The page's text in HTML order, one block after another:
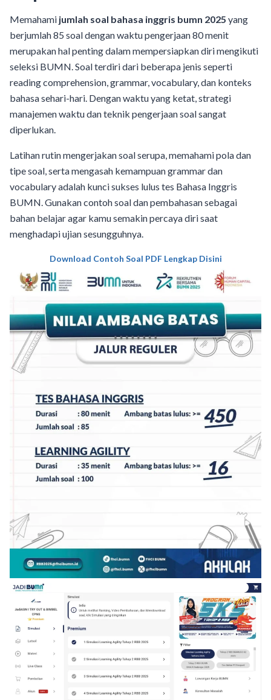
Memahami jumlah soal bahasa inggris bumn 2025 yang
berjumlah 85 soal dengan waktu pengerjaan 80 menit
merupakan hal penting dalam mempersiapkan diri mengikuti
seleksi BUMN. Soal terdiri dari beberapa jenis seperti
reading comprehension, grammar, vocabulary, dan konteks
bahasa sehari-hari. Dengan waktu yang ketat, strategi
manajemen waktu dan teknik pengerjaan soal sangat
diperlukan.
Latihan rutin mengerjakan soal serupa, memahami pola dan
tipe soal, serta mengasah kemampuan grammar dan
vocabulary adalah kunci sukses lulus tes Bahasa Inggris
BUMN. Gunakan contoh soal dan pembahasan sebagai
bahan belajar agar kamu semakin percaya diri saat
menghadapi ujian sesungguhnya.
Download Contoh Soal PDF Lengkap Disini